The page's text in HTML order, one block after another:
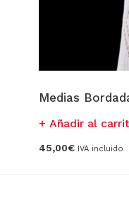
Medias
Añadir al
45,00€ IVA incluido